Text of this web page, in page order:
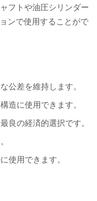
フトや油圧シリンダー
ンで使用することがで
公差を維持します。
造に使用できます。
良の経済的選択です。
使用できます。